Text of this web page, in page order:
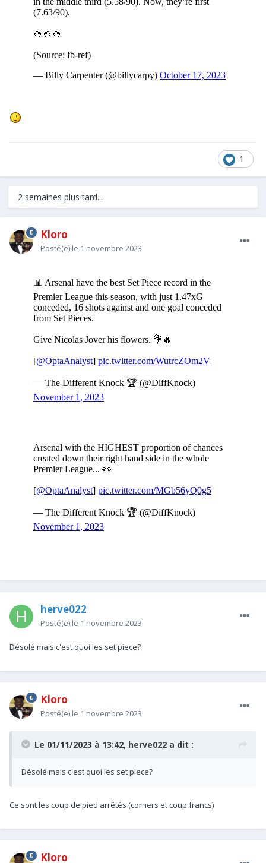
1
2 semaines plus tard...
Kloro
Posté(e) le 1 novembre 2023
herve022
Posté(e) le 1 novembre 2023
Désolé mais c'est quoi les set piece?
Kloro
Posté(e) le 1 novembre 2023
Le 01/11/2023 à 13:42, herve022 a dit :
Désolé mais c'est quoi les set piece?
Ce sont les coup de pied arrêtés (corners et coup francs)
Kloro